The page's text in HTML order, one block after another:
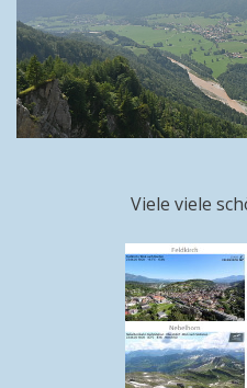
Viele viele